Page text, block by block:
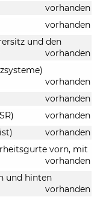
vorhanden
vorhanden
und den
vorhanden
vorhanden
vorhanden
vorhanden
vorhanden
vorn, mit
vorhanden
und hinten
vorhanden